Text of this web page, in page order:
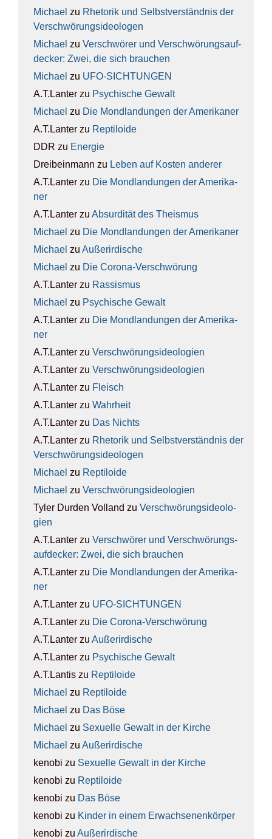
Michael zu Rhe­to­rik und Selbst­ver­ständ­nis der
Ver­schwö­rungs­ideo­lo­gen
Michael zu Ver­schwö­rer und Ver­schwö­rungs­auf­
de­cker: Zwei, die sich brau­chen
Michael zu UFO-SICH­TUN­GEN
A.T.Lanter zu Psy­chi­sche Gewalt
Michael zu Die Mond­lan­dun­gen der Ame­ri­ka­ner
A.T.Lanter zu Rep­ti­lo­ide
DDR zu Ener­gie
Dreibeinmann zu Leben auf Kos­ten ande­rer
A.T.Lanter zu Die Mond­lan­dun­gen der Ame­ri­ka­
ner
A.T.Lanter zu Absur­di­tät des The­is­mus
Michael zu Die Mond­lan­dun­gen der Ame­ri­ka­ner
Michael zu Außer­ir­di­sche
Michael zu Die Coro­na-Ver­schwö­rung
A.T.Lanter zu Ras­sis­mus
Michael zu Psy­chi­sche Gewalt
A.T.Lanter zu Die Mond­lan­dun­gen der Ame­ri­ka­
ner
A.T.Lanter zu Ver­schwö­rungs­ideo­lo­gien
A.T.Lanter zu Ver­schwö­rungs­ideo­lo­gien
A.T.Lanter zu Fleisch
A.T.Lanter zu Wahr­heit
A.T.Lanter zu Das Nichts
A.T.Lanter zu Rhe­to­rik und Selbst­ver­ständ­nis der
Ver­schwö­rungs­ideo­lo­gen
Michael zu Rep­ti­lo­ide
Michael zu Ver­schwö­rungs­ideo­lo­gien
Tyler Durden Volland zu Ver­schwö­rungs­ideo­lo­
gien
A.T.Lanter zu Ver­schwö­rer und Ver­schwö­rungs­
auf­de­cker: Zwei, die sich brau­chen
A.T.Lanter zu Die Mond­lan­dun­gen der Ame­ri­ka­
ner
A.T.Lanter zu UFO-SICH­TUN­GEN
A.T.Lanter zu Die Coro­na-Ver­schwö­rung
A.T.Lanter zu Außer­ir­di­sche
A.T.Lanter zu Psy­chi­sche Gewalt
A.T.Lantis zu Rep­ti­lo­ide
Michael zu Rep­ti­lo­ide
Michael zu Das Böse
Michael zu Sexu­el­le Gewalt in der Kir­che
Michael zu Außer­ir­di­sche
kenobi zu Sexu­el­le Gewalt in der Kir­che
kenobi zu Rep­ti­lo­ide
kenobi zu Das Böse
kenobi zu Kin­der in einem Erwach­se­nen­kör­per
kenobi zu Außer­ir­di­sche